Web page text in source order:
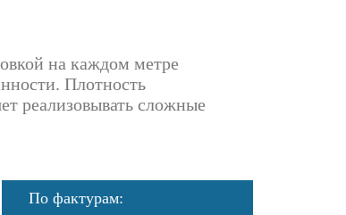
на каждом метре
Плотность
реализовывать сложные
По фактурам: